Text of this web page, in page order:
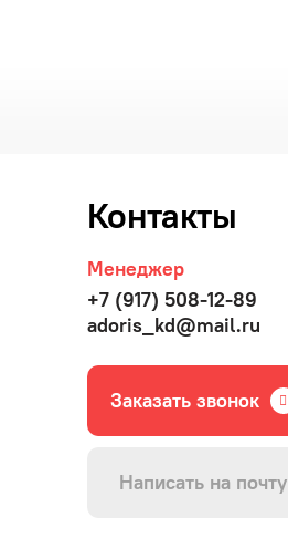
Контакты
Менеджер
+7 (917) 508-12-89
adoris_kd@mail.ru
Заказать звонок
Написать на почту